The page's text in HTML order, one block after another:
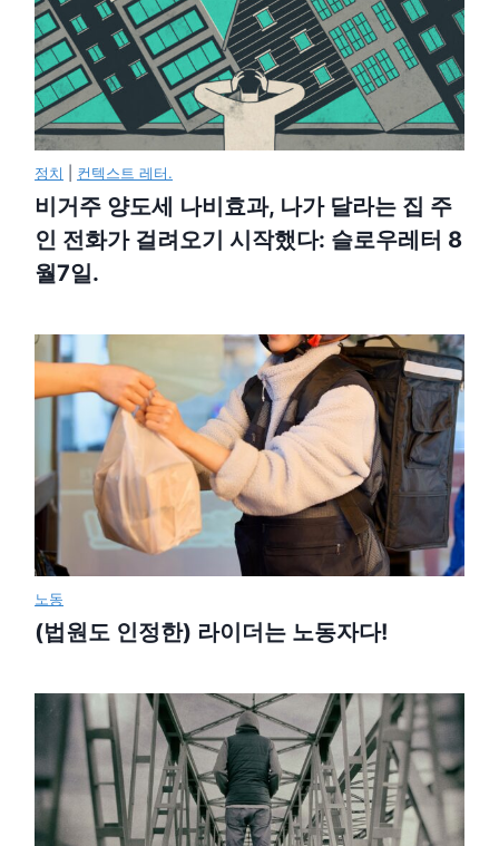
정치 컨텍스트 레터.
비거주 양도세 나비효과, 나가 달라는 집 주
인 전화가 걸려오기 시작했다: 슬로우레터 8
월7일.
노동
(법원도 인정한) 라이더는 노동자다!